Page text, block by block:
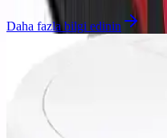
Daha fazla bilgi edinin